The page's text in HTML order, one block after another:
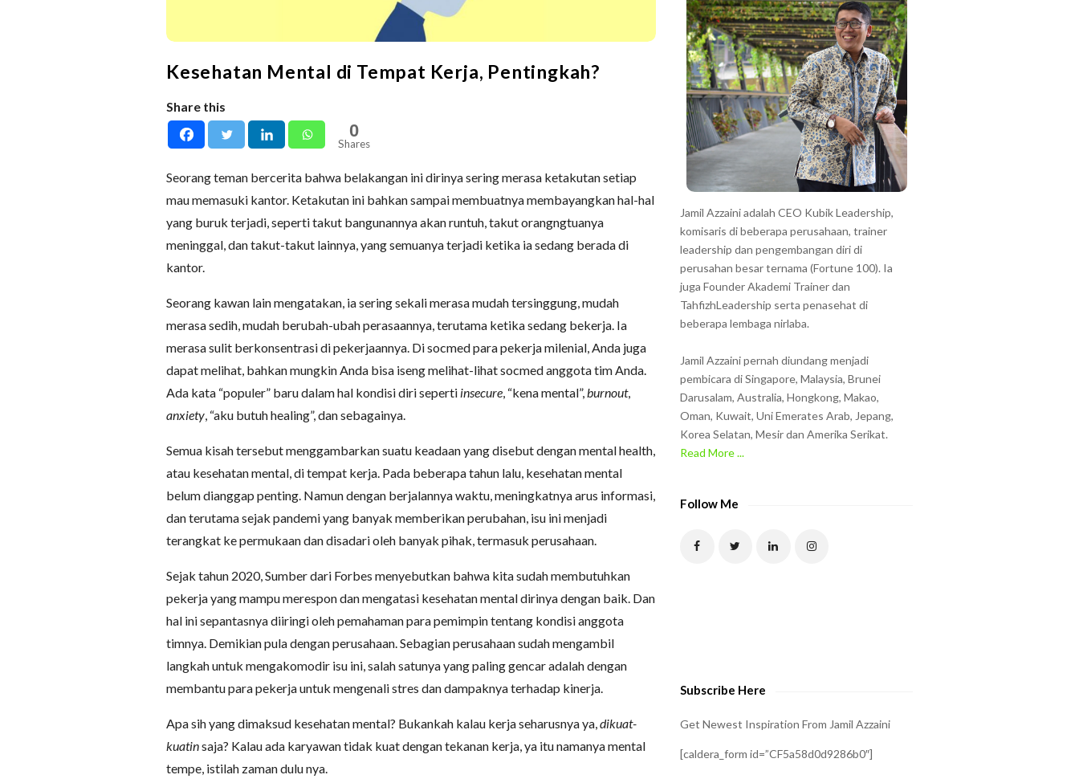
Kesehatan Mental di Tempat Kerja, Pentingkah?
Share this
0
Shares
Seorang teman bercerita bahwa belakangan ini dirinya sering merasa ketakutan setiap
mau memasuki kantor. Ketakutan ini bahkan sampai membuatnya membayangkan hal-hal
yang buruk terjadi, seperti takut bangunannya akan runtuh, takut orangngtuanya
meninggal, dan takut-takut lainnya, yang semuanya terjadi ketika ia sedang berada di
kantor.
Seorang kawan lain mengatakan, ia sering sekali merasa mudah tersinggung, mudah
merasa sedih, mudah berubah-ubah perasaannya, terutama ketika sedang bekerja. Ia
merasa sulit berkonsentrasi di pekerjaannya. Di socmed para pekerja milenial, Anda juga
dapat melihat, bahkan mungkin Anda bisa iseng melihat-lihat socmed anggota tim Anda.
Ada kata “populer” baru dalam hal kondisi diri seperti insecure, “kena mental”,burnout,
anxiety, “aku butuh healing”, dan sebagainya.
Semua kisah tersebut menggambarkan suatu keadaan yang disebut dengan mental health,
atau kesehatan mental, di tempat kerja. Pada beberapa tahun lalu, kesehatan mental
belum dianggap penting. Namun dengan berjalannya waktu, meningkatnya arus informasi,
dan terutama sejak pandemi yang banyak memberikan perubahan, isu ini menjadi
terangkat ke permukaan dan disadari oleh banyak pihak, termasuk perusahaan.
Sejak tahun 2020, Sumber dari Forbes menyebutkan bahwa kita sudah membutuhkan
pekerja yang mampu merespon dan mengatasi kesehatan mental dirinya dengan baik. Dan
hal ini sepantasnya diiringi oleh pemahaman para pemimpin tentang kondisi anggota
timnya. Demikian pula dengan perusahaan. Sebagian perusahaan sudah mengambil
langkah untuk mengakomodir isu ini, salah satunya yang paling gencar adalah dengan
membantu para pekerja untuk mengenali stres dan dampaknya terhadap kinerja.
Apa sih yang dimaksud kesehatan mental? Bukankah kalau kerja seharusnya ya,dikuat-
kuatinsaja? Kalau ada karyawan tidak kuat dengan tekanan kerja, ya itu namanya mental
tempe, istilah zaman dulu nya.
Jamil Azzaini adalah CEO Kubik Leadership,
komisaris di beberapa perusahaan, trainer
leadership dan pengembangan diri di
perusahan besar ternama (Fortune 100). Ia
juga Founder Akademi Trainer dan
TahfizhLeadership serta penasehat di
beberapa lembaga nirlaba.
Jamil Azzaini pernah diundang menjadi
pembicara di Singapore, Malaysia, Brunei
Darusalam, Australia, Hongkong, Makao,
Oman, Kuwait, Uni Emerates Arab, Jepang,
Korea Selatan, Mesir dan Amerika Serikat.
Read More ...
Follow Me
Subscribe Here
Get Newest Inspiration From Jamil Azzaini
[caldera_form id=”CF5a58d0d9286b0″]